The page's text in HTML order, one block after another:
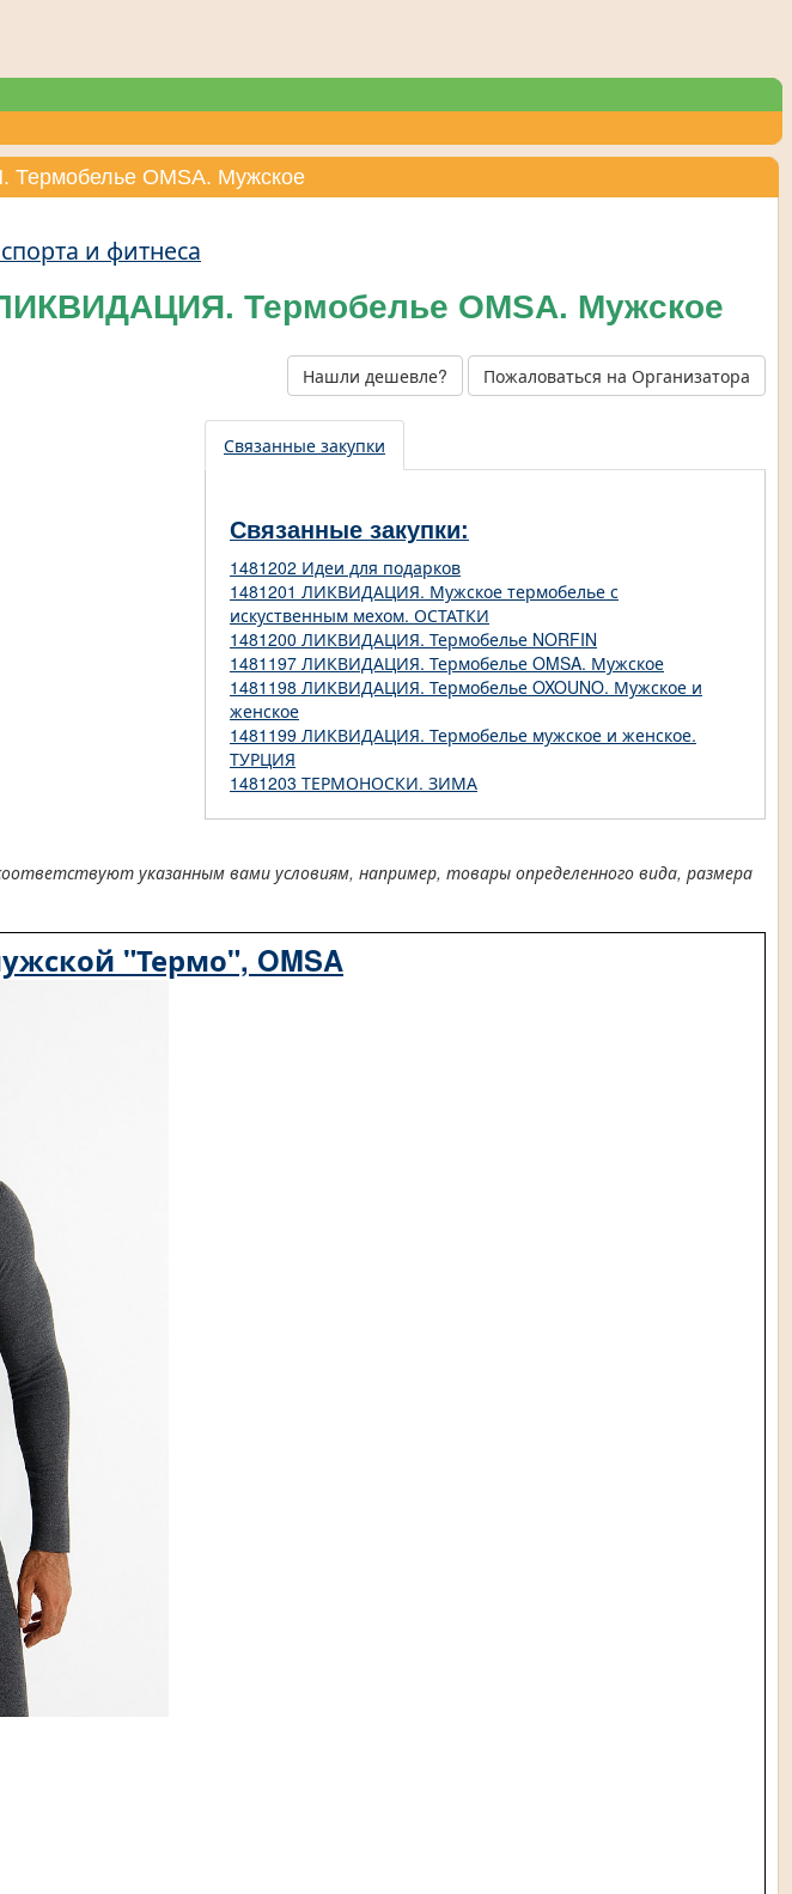
OMSA. Мужское
и фитнеса
Термобелье OMSA. Мужское
Нашли дешевле? Пожаловаться на Организатора
Связанные закупки
Связанные закупки:
1481202 Идеи для подарков
1481201 ЛИКВИДАЦИЯ. Мужское термобелье с
искуственным мехом. ОСТАТКИ
1481200 ЛИКВИДАЦИЯ. Термобелье NORFIN
1481197 ЛИКВИДАЦИЯ. Термобелье OMSA. Мужское
1481198 ЛИКВИДАЦИЯ. Термобелье OXOUNO. Мужское и
женское
1481199 ЛИКВИДАЦИЯ. Термобелье мужское и женское.
ТУРЦИЯ
1481203 ТЕРМОНОСКИ. ЗИМА
указанным вами условиям, например, товары определенного вида, размера
"Термо", OMSA